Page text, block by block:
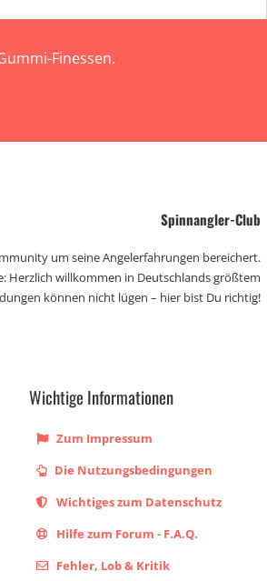
Finessen.
Spinnangler-Club
um seine Angelerfahrungen bereichert.
Herzlich willkommen in Deutschlands größtem
können nicht lügen – hier bist Du richtig!
Wichtige Informationen
Zum Impressum
Die Nutzungsbedingungen
Wichtiges zum Datenschutz
Hilfe zum Forum - F.A.Q.
Fehler, Lob & Kritik